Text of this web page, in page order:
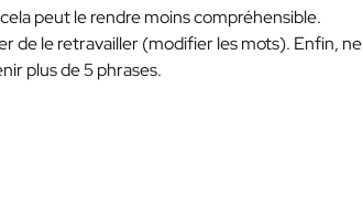
peut le rendre moins compréhensible.
de le retravailler (modifier les mots). Enfin, ne
plus de 5 phrases.